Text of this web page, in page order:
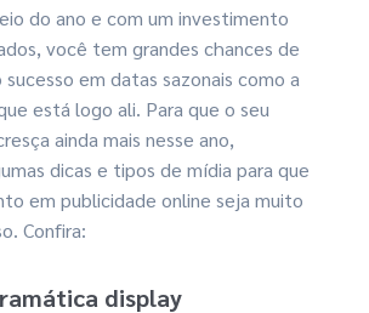
do ano e com um investimento
você tem grandes chances de
em datas sazonais como a
está logo ali. Para que o seu
ainda mais nesse ano,
dicas e tipos de mídia para que
em publicidade online seja muito
Confira:
display